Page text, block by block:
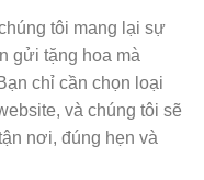
tôi mang lại sự
gửi tặng hoa mà
chỉ cần chọn loại
và chúng tôi sẽ
nơi, đúng hẹn và